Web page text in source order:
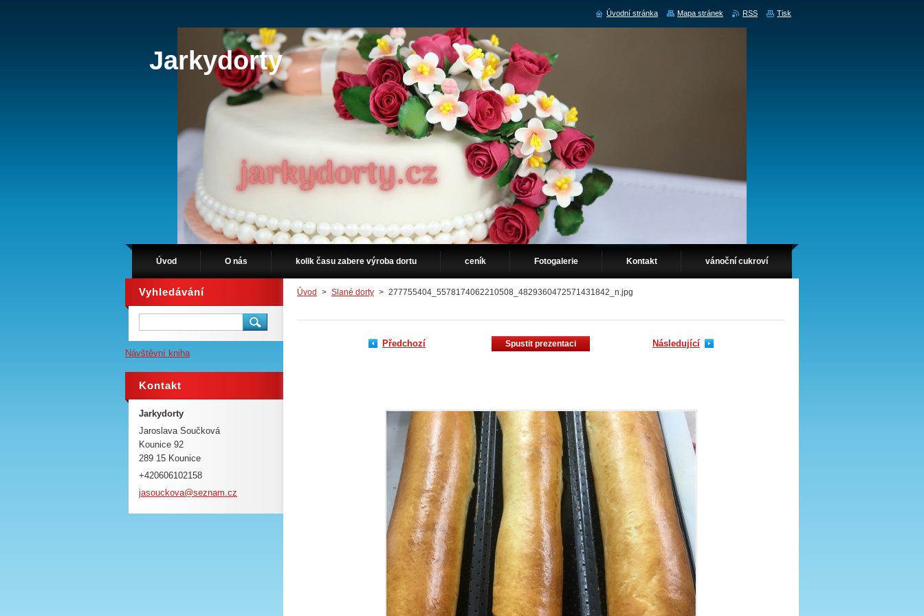
Jarkydorty
Úvod O nás kolik času zabere výroba dortu ceník Fotogalerie Kontakt vánoční cukroví
Úvod > Slané dorty > 277755404_5578174062210508_4829360472571431842_n.jpg
Předchozí Spustit prezentaci Následující
Vyhledávání
Návštěvní kniha
Kontakt
Jarkydorty
Jaroslava Součková
Kounice 92
289 15 Kounice
+420606102158
jasouckova@seznam.cz
Úvodní stránka Mapa stránek RSS Tisk